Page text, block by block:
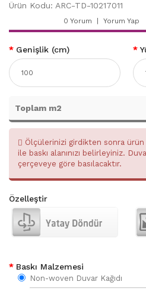
Ürün Kodu: ARC-TD-10217011
0 Yorum Yorum Yap
Genişlik (cm)
Toplam m2
Ölçülerinizi girdikten sonra ürün
ile baskı alanınızı belirleyiniz.
çerçeveye göre basılacaktır.
Özelleştir
Baskı Malzemesi
Non-woven Duvar Kağıdı